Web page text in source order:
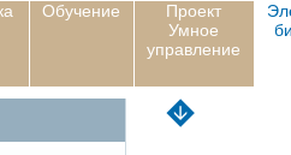
Обучение
Проект
Умное
управление